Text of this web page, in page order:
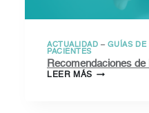
ACTUALIDAD – GUÍAS DE
PACIENTES
Recomendaciones
LEER MÁS